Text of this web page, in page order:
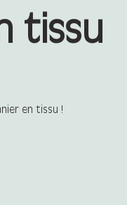
tissu
en tissu !